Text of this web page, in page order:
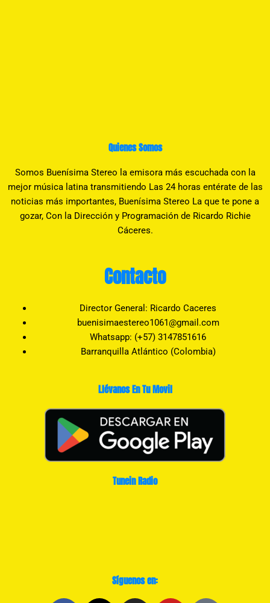
Quienes Somos
Somos Buenísima Stereo la emisora más escuchada con la
mejor música latina transmitiendo Las 24 horas entérate de las
noticias más importantes, Buenísima Stereo La que te pone a
gozar, Con la Dirección y Programación de Ricardo Richie
Cáceres.
Contacto
Director General: Ricardo Caceres
buenisimaestereo1061@gmail.com
Whatsapp: (+57) 3147851616
Barranquilla Atlántico (Colombia)
Llévanos En Tu Movil
Tunein Radio
Síguenos en: